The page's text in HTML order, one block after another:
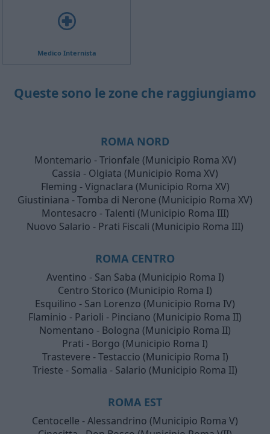
Medico Internista
Queste sono le zone che raggiungiamo
ROMA NORD
Montemario - Trionfale (Municipio Roma XV)
Cassia - Olgiata (Municipio Roma XV)
Fleming - Vignaclara (Municipio Roma XV)
Giustiniana - Tomba di Nerone (Municipio Roma XV)
Montesacro - Talenti (Municipio Roma III)
Nuovo Salario - Prati Fiscali (Municipio Roma III)
ROMA CENTRO
Aventino - San Saba (Municipio Roma I)
Centro Storico (Municipio Roma I)
Esquilino - San Lorenzo (Municipio Roma IV)
Flaminio - Parioli - Pinciano (Municipio Roma II)
Nomentano - Bologna (Municipio Roma II)
Prati - Borgo (Municipio Roma I)
Trastevere - Testaccio (Municipio Roma I)
Trieste - Somalia - Salario (Municipio Roma II)
ROMA EST
Centocelle - Alessandrino (Municipio Roma V)